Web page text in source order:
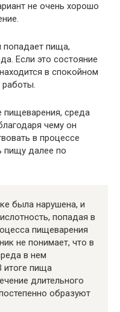
не очень хорошо
попадает пища,
Если это состояние
в спокойном
работы.
пищеварения, среда
чему он
в процессе
пищу далее по
была нарушена, и
попадая в
пищеварения
не понимает, что в
в нем
итоге пища
длительного
образуют